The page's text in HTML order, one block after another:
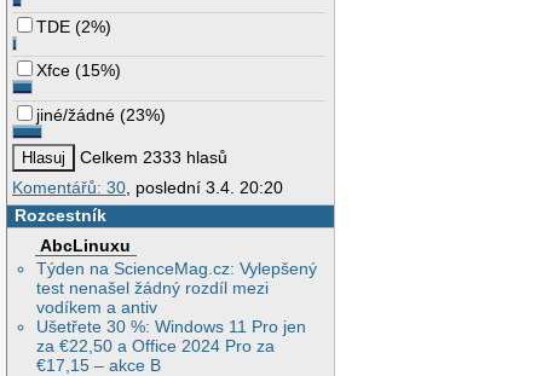
TDE (2%)
Xfce (15%)
jiné/žádné (23%)
Celkem 2333 hlasů
Komentářů: 30, poslední 3.4. 20:20
Rozcestník
AbcLinuxu
Týden na ScienceMag.cz: Vylepšený
test nenašel žádný rozdíl mezi
vodíkem a antiv
Ušetřete 30 %: Windows 11 Pro jen
za €22,50 a Office 2024 Pro za
€17,15 – akce B